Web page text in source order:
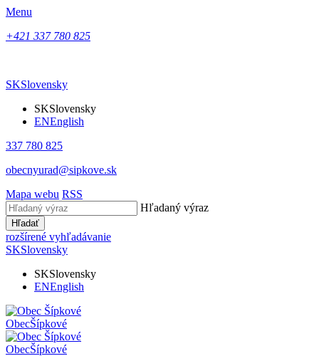
Menu
+421 337 780 825
SKSlovensky
SKSlovensky
ENEnglish
337 780 825
obecnyurad@sipkove.sk
Mapa webu RSS
Hľadaný výraz
Hľadať
rozšírené vyhľadávanie
SKSlovensky
SKSlovensky
ENEnglish
ObecŠípkové
ObecŠípkové